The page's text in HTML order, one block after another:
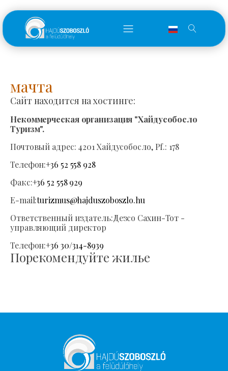
мачта
Сайт находится на хостинге:
Некоммерческая организация "Хайдусобосло
Туризм".
Почтовый адрес: 4201 Хайдусобосло, Pf.: 178
Телефон:+36 52 558 928
Факс:+36 52 558 929
E-mail:turizmus@hajduszoboszlo.hu
Ответственный издатель:Дезсо Сахин-Тот -
управляющий директор
Телефон:+36 30/314-8939
Порекомендуйте жилье